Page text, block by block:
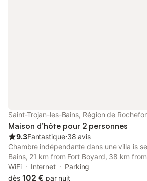
Saint-Trojan-les-Bains, Région de
Maison d’hôte pour 2 personnes
9.3Fantastique⋅38 avis
Chambre indépendante dans une villa is
Bains, 21 km from Fort Boyard, 38 km
well as 45 km from Royan Golf. This
terrace, free private parking and free WiFi.
WiFi Internet
Parking
dès 102 € par nuit